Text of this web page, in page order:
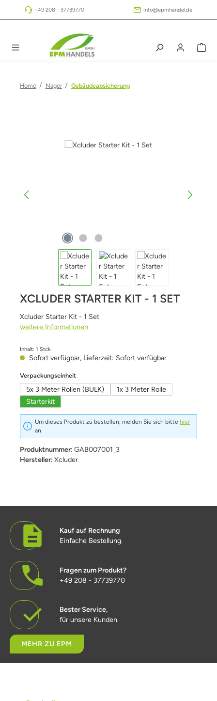
Zum Hauptinhalt springen
+49 208 - 37739770 info@epmhandel.de
Home / Nager / Gebäudeabsicherung
Bildergalerie überspringen
XCLUDER STARTER KIT - 1 SET
Xcluder Starter Kit - 1 Set
weitere Informationen
Inhalt: 1 Stck
Sofort verfügbar, Lieferzeit: Sofort verfügbar
Verpackungseinheitauswählen
5x 3 Meter Rollen (BULK)
1x 3 Meter Rolle
Starterkit
Um dieses Produkt zu bestellen, melden Sie sich bitte hier
an.
Produktnummer: GAB007001_3
Hersteller: Xcluder
Kauf auf Rechnung
Einfache Bestellung.
Fragen zum Produkt?
+49 208 - 37739770
Bester Service,
für unsere Kunden.
MEHR ZU EPM